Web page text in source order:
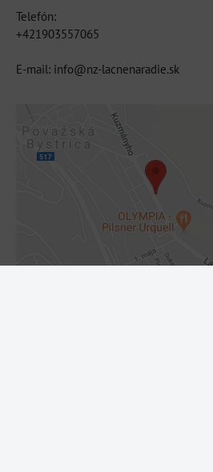
Telefón:
+421903557065
E-mail: info@nz-lacnenaradie.sk
Externý obsah je blokovaný
súkromia
Prajete si načítať externý
Povoliť tentokrát
Povoliť a zapamätať - súhlas